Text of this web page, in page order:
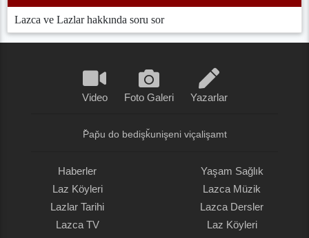
Lazca ve Lazlar hakkında soru sor
Video Foto Galeri Yazarlar
P̌ap̌u do bedişǩunişeni viçalişamt
Haberler
Laz Köyleri
Lazlar Tarihi
Lazca TV
Yaşam Sağlık
Lazca Müzik
Lazca Dersler
Laz Köyleri